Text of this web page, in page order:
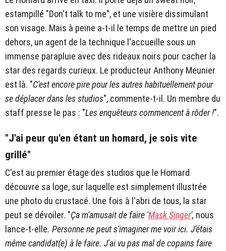
estampillé "Don't talk to me", et une visière dissimulant
son visage. Mais à peine a-t-il le temps de mettre un pied
dehors, un agent de la technique l'accueille sous un
immense parapluie avec des rideaux noirs pour cacher la
star des regards curieux. Le producteur Anthony Meunier
est là. "C'est encore pire pour les autres habituellement pour
se déplacer dans les studios", commente-t-il. Un membre du
staff presse le pas : "Les enquêteurs commencent à rôder !".
"J'ai peur qu'en étant un homard, je sois vite
grillé"
C'est au premier étage des studios que le Homard
découvre sa loge, sur laquelle est simplement illustrée
une photo du crustacé. Une fois à l'abri de tous, la star
peut se dévoiler. "Ça m'amusait de faire 'Mask Singer', nous
lance-t-elle. Personne ne peut s'imaginer me voir ici. J'étais
même candidat(e) à le faire. J'ai vu pas mal de copains faire